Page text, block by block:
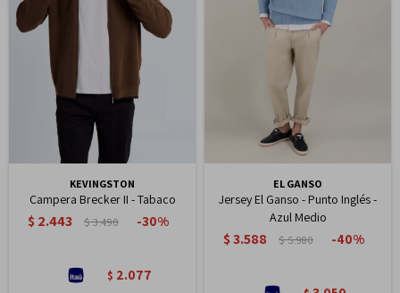
KEVINGSTON
Campera Brecker II - Tabaco
$ 2.443 $3.490 30
$ 2.077
EL GANSO
Jersey El Ganso - Punto Inglés -
Azul Medio
$3.588 $5.980 40